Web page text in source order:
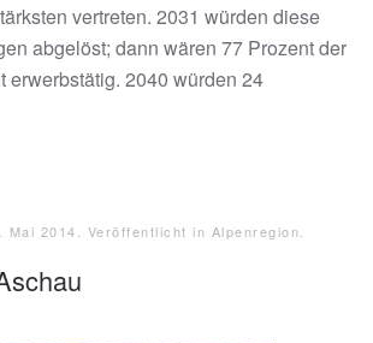
vertreten. 2031 würden diese
abgelöst; dann wären 77 Prozent der
erwerbstätig. 2040 würden 24
Mai 2014 . Veröffentlicht in Alpenregion